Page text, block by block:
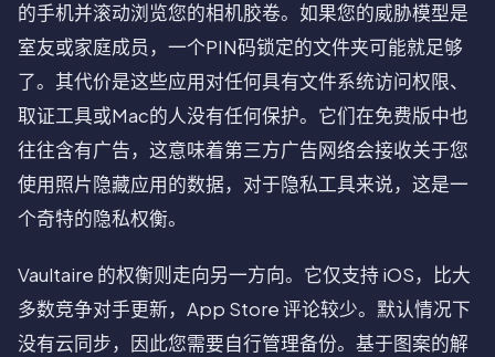
的手机并滚动浏览您的相机胶卷。如果您的威胁模型是
室友或家庭成员，一个PIN码锁定的文件夹可能就足够
了。其代价是这些应用对任何具有文件系统访问权限、
取证工具或Mac的人没有任何保护。它们在免费版中也
往往含有广告，这意味着第三方广告网络会接收关于您
使用照片隐藏应用的数据，对于隐私工具来说，这是一
个奇特的隐私权衡。
Vaultaire 的权衡则走向另一方向。它仅支持 iOS，比大
多数竞争对手更新，App Store 评论较少。默认情况下
没有云同步，因此您需要自行管理备份。基于图案的解